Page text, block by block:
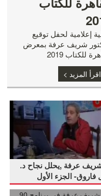
إعلامية لحفل توقيع
شريف عرفة بمعرض
للكتاب 2019
اقرأ المزيد >
عرفة ,يحلل نجاح د.
فاروق- الجزء الأول